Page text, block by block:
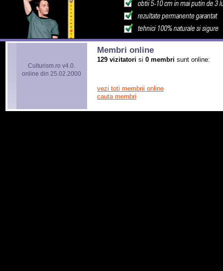
Culturism.ro v4.0.
online din 25.02.2000
Membri online
129 vizitatori si 0 membri sunt online:
vezi toti membrii online
cauta membri